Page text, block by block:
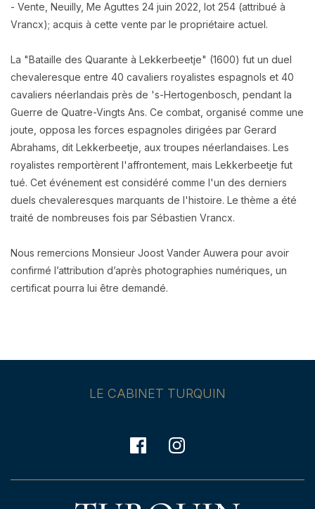
- Vente, Neuilly, Me Aguttes 24 juin 2022, lot 254 (attribué à
Vrancx); acquis à cette vente par le propriétaire actuel.
La "Bataille des Quarante à Lekkerbeetje" (1600) fut un duel
chevaleresque entre 40 cavaliers royalistes espagnols et 40
cavaliers néerlandais près de 's-Hertogenbosch, pendant la
Guerre de Quatre-Vingts Ans. Ce combat, organisé comme une
joute, opposa les forces espagnoles dirigées par Gerard
Abrahams, dit Lekkerbeetje, aux troupes néerlandaises. Les
royalistes remportèrent l'affrontement, mais Lekkerbeetje fut
tué. Cet événement est considéré comme l'un des derniers
duels chevaleresques marquants de l'histoire. Le thème a été
traité de nombreuses fois par Sébastien Vrancx.
Nous remercions Monsieur Joost Vander Auwera pour avoir
confirmé l’attribution d’après photographies numériques, un
certificat pourra lui être demandé.
LE CABINET TURQUIN